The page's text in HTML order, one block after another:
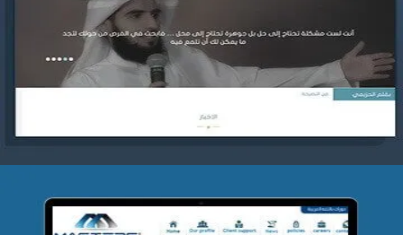
موقع ياسر بن بدر الحزيمي
التفاصيل